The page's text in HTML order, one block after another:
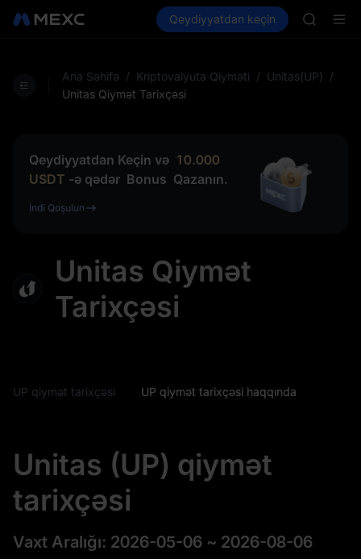
Bazarlar Spot Futures SPCX
Qeydiyyatdan keçin
UNITREE
SPCX
Ana Səhifə / Kriptovalyuta Qiyməti / Unitas(UP)
/
Unitas Qiymət Tarixçəsi
Qeydiyyatdan Keçin və 10.000
USDT -ə qədər Bonus Qazanın.
İndi Qoşulun
Unitas Qiymət
Tarixçəsi
UP qiymət tarixçəsi UP qiymət tarixçəsi haqqında
Unitas (UP) qiymət
tarixçəsi
Vaxt Aralığı: 2026-05-06 ~ 2026-08-06